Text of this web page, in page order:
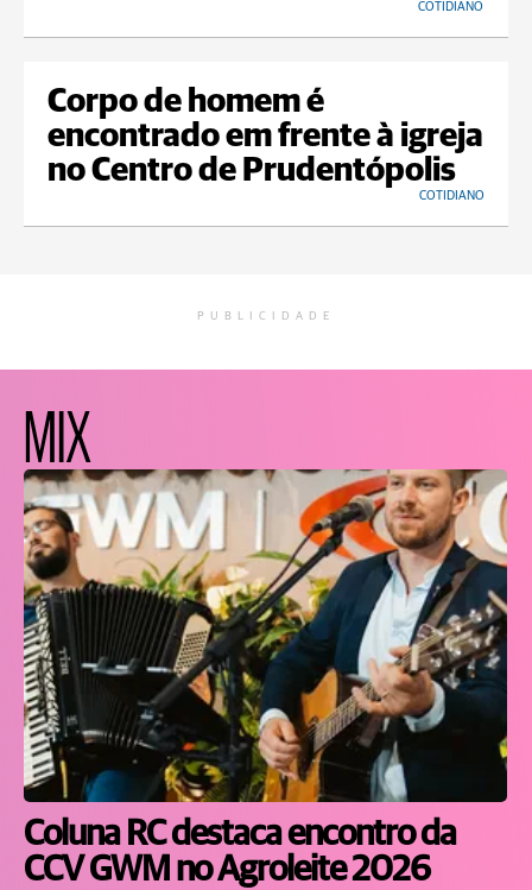
COTIDIANO
Corpo de homem é
encontrado em frente à igreja
no Centro de Prudentópolis
COTIDIANO
PUBLICIDADE
MIX
Coluna RC destaca encontro da
CCV GWM no Agroleite 2026